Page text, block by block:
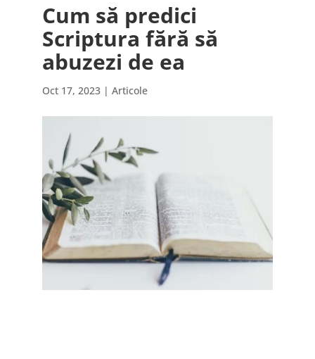
Cum să predici
Scriptura fără să
abuzezi de ea
Oct 17, 2023| Articole